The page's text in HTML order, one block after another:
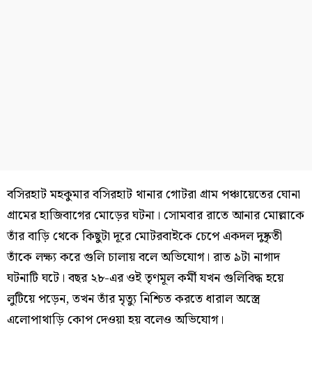
বসিরহাট মহকুমার বসিরহাট থানার গোটরা গ্রাম পঞ্চায়েতের ঘোনা
গ্রামের হাজিবাগের মোড়ের ঘটনা। সোমবার রাতে আনার মোল্লাকে
তাঁর বাড়ি থেকে কিছুটা দূরে মোটরবাইকে চেপে একদল দুষ্কৃতী
তাঁকে লক্ষ্য করে গুলি চালায় বলে অভিযোগ। রাত ৯টা নাগাদ
ঘটনাটি ঘটে। বছর ২৮-এর ওই তৃণমূল কর্মী যখন গুলিবিদ্ধ হয়ে
লুটিয়ে পড়েন, তখন তাঁর মৃত্যু নিশ্চিত করতে ধারাল অস্ত্রে
এলোপাথাড়ি কোপ দেওয়া হয় বলেও অভিযোগ।